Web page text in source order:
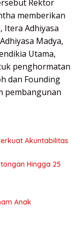
Rektor
memberikan
Itera Adhiyasa
Madya,
Utama,
penghormatan
dan Founding
pembangunan
Akuntabilitas
Hingga 25
Anak